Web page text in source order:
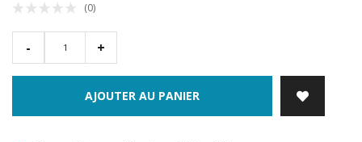
(0)
- +
AJOUTER AU PANIER